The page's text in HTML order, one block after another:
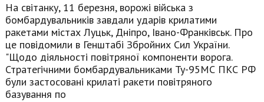
На світанку, 11 березня, ворожі війська з
бомбардувальників завдали ударів крилатими
ракетами містах Луцьк, Дніпро, Івано-Франківськ. Про
це повідомили в Генштабі Збройних Сил України.
"Щодо діяльності повітряної компоненти ворога.
Стратегічними бомбардувальниками Ту-95МС ПКС РФ
були застосовані крилаті ракети повітряного
базування по